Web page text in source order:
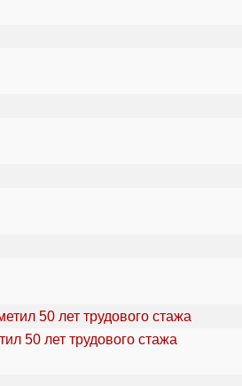
50 лет трудового стажа